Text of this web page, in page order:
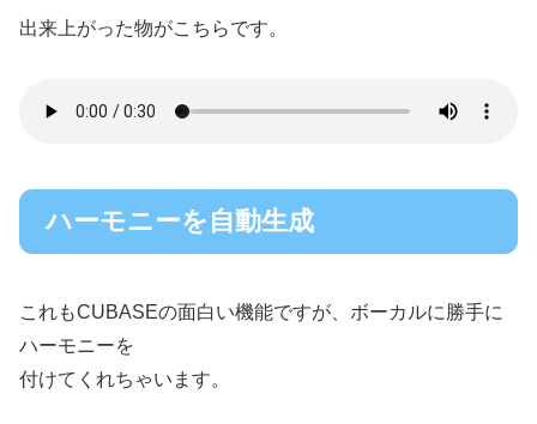
出来上がった物がこちらです。
ハーモニーを自動生成
これもCUBASEの面白い機能ですが、ボーカルに勝手に
ハーモニーを
付けてくれちゃいます。